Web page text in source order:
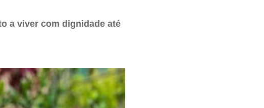
a viver com dignidade até